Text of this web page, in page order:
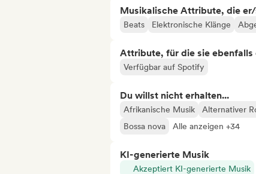
Musikalische Attribute, die
Beats Elektronische Klänge
Attribute, für die sie ebenfalls
Verfügbar auf Spotify
Du willst nicht erhalten...
Afrikanische Musik Alternativer
Bossa nova
Alle anzeigen +34
KI-generierte Musik
Akzeptiert KI-generierte Musik